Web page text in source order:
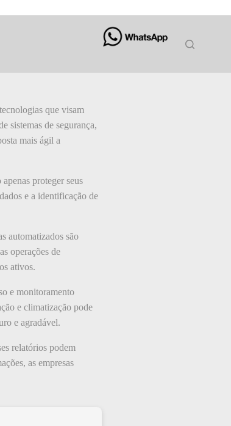
que visam
sistemas de segurança,
mais ágil a
proteger seus
e a identificação de
automatizados são
operações de
ativos.
e monitoramento
e climatização pode
e agradável.
relatórios podem
as empresas